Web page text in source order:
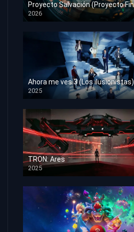
2026
HD 1080p
Ahora me ves 3 (Los ilusionistas)
2025
HD 1080p
TRON: Ares
2025
HD 1080p